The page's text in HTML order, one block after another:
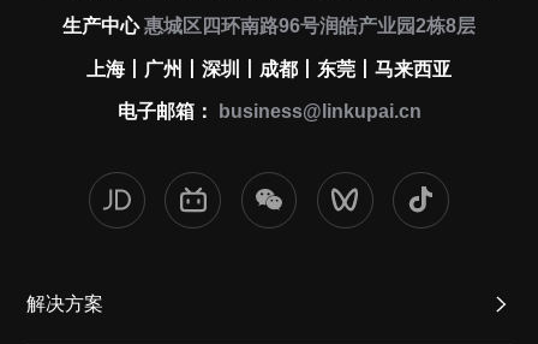
生产中心惠城区四环南路96号润皓产业园2栋8层
上海丨广州丨深圳丨成都丨东莞丨马来西亚
电子邮箱： business@linkupai.cn
解决方案